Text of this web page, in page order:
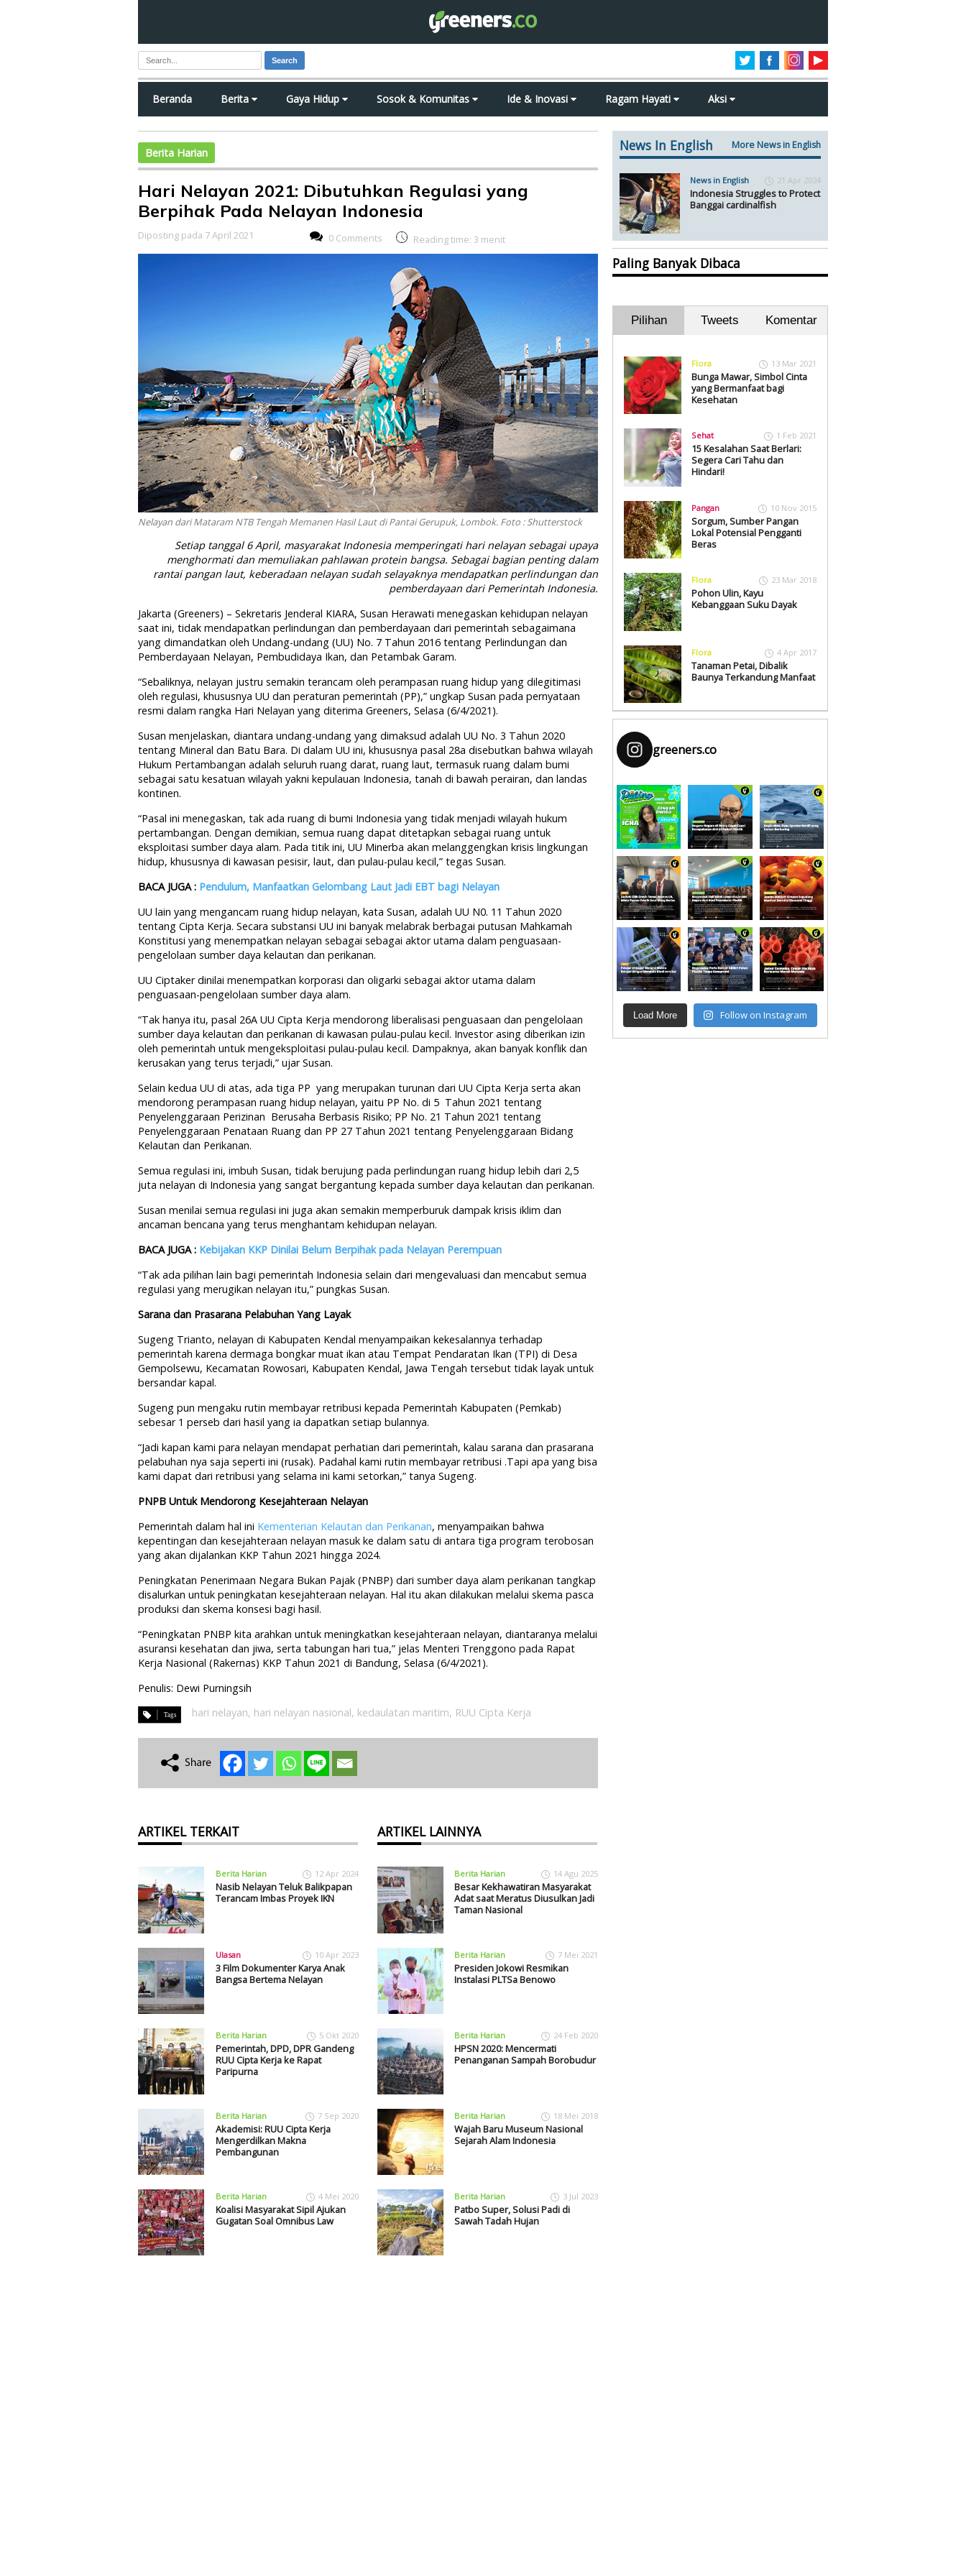
Search
Beranda Berita Gaya Hidup Sosok & Komunitas Ide & Inovasi Ragam Hayati Aksi
Berita Harian
Hari Nelayan 2021: Dibutuhkan Regulasi yang
Berpihak Pada Nelayan Indonesia
Diposting pada 7 April 2021 0 Comments Reading time: 3 menit
Nelayan dari Mataram NTB Tengah Memanen Hasil Laut di Pantai Gerupuk, Lombok. Foto : Shutterstock
Setiap tanggal 6 April, masyarakat Indonesia memperingati hari nelayan sebagai upaya
menghormati dan memuliakan pahlawan protein bangsa. Sebagai bagian penting dalam
rantai pangan laut, keberadaan nelayan sudah selayaknya mendapatkan perlindungan dan
pemberdayaan dari Pemerintah Indonesia.
Jakarta (Greeners) – Sekretaris Jenderal KIARA, Susan Herawati menegaskan kehidupan nelayan
saat ini, tidak mendapatkan perlindungan dan pemberdayaan dari pemerintah sebagaimana
yang dimandatkan oleh Undang-undang (UU) No. 7 Tahun 2016 tentang Perlindungan dan
Pemberdayaan Nelayan, Pembudidaya Ikan, dan Petambak Garam.
“Sebaliknya, nelayan justru semakin terancam oleh perampasan ruang hidup yang dilegitimasi
oleh regulasi, khususnya UU dan peraturan pemerintah (PP),” ungkap Susan pada pernyataan
resmi dalam rangka Hari Nelayan yang diterima Greeners, Selasa (6/4/2021).
Susan menjelaskan, diantara undang-undang yang dimaksud adalah UU No. 3 Tahun 2020
tentang Mineral dan Batu Bara. Di dalam UU ini, khususnya pasal 28a disebutkan bahwa wilayah
Hukum Pertambangan adalah seluruh ruang darat, ruang laut, termasuk ruang dalam bumi
sebagai satu kesatuan wilayah yakni kepulauan Indonesia, tanah di bawah perairan, dan landas
kontinen.
“Pasal ini menegaskan, tak ada ruang di bumi Indonesia yang tidak menjadi wilayah hukum
pertambangan. Dengan demikian, semua ruang dapat ditetapkan sebagai ruang untuk
eksploitasi sumber daya alam. Pada titik ini, UU Minerba akan melanggengkan krisis lingkungan
hidup, khususnya di kawasan pesisir, laut, dan pulau-pulau kecil,” tegas Susan.
BACA JUGA : Pendulum, Manfaatkan Gelombang Laut Jadi EBT bagi Nelayan
UU lain yang mengancam ruang hidup nelayan, kata Susan, adalah UU N0. 11 Tahun 2020
tentang Cipta Kerja. Secara substansi UU ini banyak melabrak berbagai putusan Mahkamah
Konstitusi yang menempatkan nelayan sebagai sebagai aktor utama dalam penguasaan-
pengelolaan sumber daya kelautan dan perikanan.
UU Ciptaker dinilai menempatkan korporasi dan oligarki sebagai aktor utama dalam
penguasaan-pengelolaan sumber daya alam.
“Tak hanya itu, pasal 26A UU Cipta Kerja mendorong liberalisasi penguasaan dan pengelolaan
sumber daya kelautan dan perikanan di kawasan pulau-pulau kecil. Investor asing diberikan izin
oleh pemerintah untuk mengeksploitasi pulau-pulau kecil. Dampaknya, akan banyak konflik dan
kerusakan yang terus terjadi,” ujar Susan.
Selain kedua UU di atas, ada tiga PP yang merupakan turunan dari UU Cipta Kerja serta akan
mendorong perampasan ruang hidup nelayan, yaitu PP No. di 5 Tahun 2021 tentang
Penyelenggaraan Perizinan Berusaha Berbasis Risiko; PP No. 21 Tahun 2021 tentang
Penyelenggaraan Penataan Ruang dan PP 27 Tahun 2021 tentang Penyelenggaraan Bidang
Kelautan dan Perikanan.
Semua regulasi ini, imbuh Susan, tidak berujung pada perlindungan ruang hidup lebih dari 2,5
juta nelayan di Indonesia yang sangat bergantung kepada sumber daya kelautan dan perikanan.
Susan menilai semua regulasi ini juga akan semakin memperburuk dampak krisis iklim dan
ancaman bencana yang terus menghantam kehidupan nelayan.
BACA JUGA : Kebijakan KKP Dinilai Belum Berpihak pada Nelayan Perempuan
“Tak ada pilihan lain bagi pemerintah Indonesia selain dari mengevaluasi dan mencabut semua
regulasi yang merugikan nelayan itu,” pungkas Susan.
Sarana dan Prasarana Pelabuhan Yang Layak
Sugeng Trianto, nelayan di Kabupaten Kendal menyampaikan kekesalannya terhadap
pemerintah karena dermaga bongkar muat ikan atau Tempat Pendaratan Ikan (TPI) di Desa
Gempolsewu, Kecamatan Rowosari, Kabupaten Kendal, Jawa Tengah tersebut tidak layak untuk
bersandar kapal.
Sugeng pun mengaku rutin membayar retribusi kepada Pemerintah Kabupaten (Pemkab)
sebesar 1 perseb dari hasil yang ia dapatkan setiap bulannya.
“Jadi kapan kami para nelayan mendapat perhatian dari pemerintah, kalau sarana dan prasarana
pelabuhan nya saja seperti ini (rusak). Padahal kami rutin membayar retribusi .Tapi apa yang bisa
kami dapat dari retribusi yang selama ini kami setorkan,” tanya Sugeng.
PNPB Untuk Mendorong Kesejahteraan Nelayan
Pemerintah dalam hal ini Kementerian Kelautan dan Perikanan, menyampaikan bahwa
kepentingan dan kesejahteraan nelayan masuk ke dalam satu di antara tiga program terobosan
yang akan dijalankan KKP Tahun 2021 hingga 2024.
Peningkatan Penerimaan Negara Bukan Pajak (PNBP) dari sumber daya alam perikanan tangkap
disalurkan untuk peningkatan kesejahteraan nelayan. Hal itu akan dilakukan melalui skema pasca
produksi dan skema konsesi bagi hasil.
“Peningkatan PNBP kita arahkan untuk meningkatkan kesejahteraan nelayan, diantaranya melalui
asuransi kesehatan dan jiwa, serta tabungan hari tua,” jelas Menteri Trenggono pada Rapat
Kerja Nasional (Rakernas) KKP Tahun 2021 di Bandung, Selasa (6/4/2021).
Penulis: Dewi Purningsih
hari nelayan, hari nelayan nasional, kedaulatan maritim, RUU Cipta Kerja
ARTIKEL TERKAIT
Berita Harian 12 Apr 2024
Nasib Nelayan Teluk Balikpapan
Terancam Imbas Proyek IKN
Ulasan 10 Apr 2023
3 Film Dokumenter Karya Anak
Bangsa Bertema Nelayan
Berita Harian 5 Okt 2020
Pemerintah, DPD, DPR Gandeng
RUU Cipta Kerja ke Rapat
Paripurna
Berita Harian 7 Sep 2020
Akademisi: RUU Cipta Kerja
Mengerdilkan Makna
Pembangunan
Berita Harian 4 Mei 2020
Koalisi Masyarakat Sipil Ajukan
Gugatan Soal Omnibus Law
ARTIKEL LAINNYA
Berita Harian 14 Agu 2025
Besar Kekhawatiran Masyarakat
Adat saat Meratus Diusulkan Jadi
Taman Nasional
Berita Harian 7 Mei 2021
Presiden Jokowi Resmikan
Instalasi PLTSa Benowo
Berita Harian 24 Feb 2020
HPSN 2020: Mencermati
Penanganan Sampah Borobudur
Berita Harian 18 Mei 2018
Wajah Baru Museum Nasional
Sejarah Alam Indonesia
Berita Harian 3 Jul 2023
Patbo Super, Solusi Padi di
Sawah Tadah Hujan
News In English More News in English
News in English 21 Apr 2024
Indonesia Struggles to Protect
Banggai cardinalfish
Paling Banyak Dibaca
Pilihan Tweets Komentar
Flora 13 Mar 2021
Bunga Mawar, Simbol Cinta
yang Bermanfaat bagi
Kesehatan
Sehat 1 Feb 2021
15 Kesalahan Saat Berlari:
Segera Cari Tahu dan
Hindari!
Pangan 10 Nov 2015
Sorgum, Sumber Pangan
Lokal Potensial Pengganti
Beras
Flora 23 Mar 2018
Pohon Ulin, Kayu
Kebanggaan Suku Dayak
Flora 4 Apr 2017
Tanaman Petai, Dibalik
Baunya Terkandung Manfaat
greeners.co
Load More Follow on Instagram